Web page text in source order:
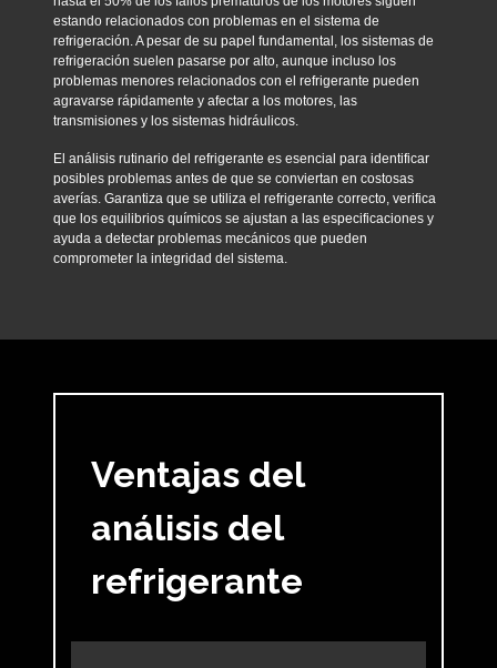
estando relacionados con problemas en el sistema de
refrigeración. A pesar de su papel fundamental, los sistemas de
refrigeración suelen pasarse por alto, aunque incluso los
problemas menores relacionados con el refrigerante pueden
agravarse rápidamente y afectar a los motores, las
transmisiones y los sistemas hidráulicos.
El análisis rutinario del refrigerante es esencial para identificar
posibles problemas antes de que se conviertan en costosas
averías. Garantiza que se utiliza el refrigerante correcto, verifica
que los equilibrios químicos se ajustan a las especificaciones y
ayuda a detectar problemas mecánicos que pueden
comprometer la integridad del sistema.
Ventajas del
análisis del
refrigerante